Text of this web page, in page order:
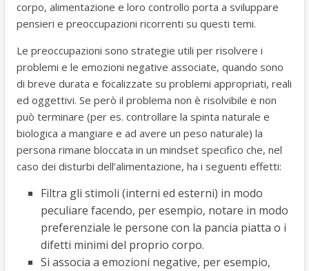
corpo, alimentazione e loro controllo porta a sviluppare
pensieri e preoccupazioni ricorrenti su questi temi.
Le preoccupazioni sono strategie utili per risolvere i
problemi e le emozioni negative associate, quando sono
di breve durata e focalizzate su problemi appropriati, reali
ed oggettivi. Se però il problema non è risolvibile e non
può terminare (per es. controllare la spinta naturale e
biologica a mangiare e ad avere un peso naturale) la
persona rimane bloccata in un mindset specifico che, nel
caso dei disturbi dell’alimentazione, ha i seguenti effetti:
Filtra gli stimoli (interni ed esterni) in modo
peculiare facendo, per esempio, notare in modo
preferenziale le persone con la pancia piatta o i
difetti minimi del proprio corpo.
Si associa a emozioni negative, per esempio,